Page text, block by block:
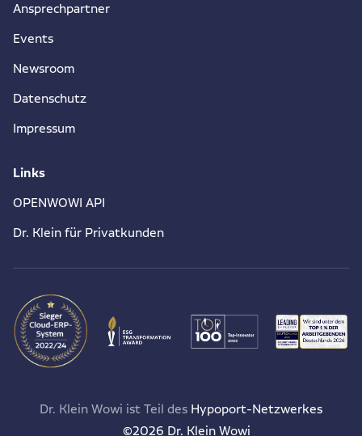
Ansprechpartner
Events
Newsroom
Datenschutz
Impressum
Links
OPENWOWI API
Dr. Klein für Privatkunden
Dr. Klein Wowi ist Teil des Hypoport-Netzwerkes
©2026 Dr. Klein Wowi